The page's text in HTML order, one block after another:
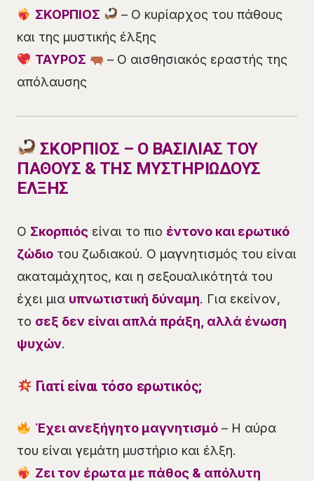
ΣΚΟΡΠΙΟΣ
– Ο κυρίαρχος του πάθους
και της μυστικής έλξης
ΤΑΥΡΟΣ
– Ο αισθησιακός εραστής της
απόλαυσης
ΣΚΟΡΠΙΟΣ – Ο ΒΑΣΙΛΙΑΣ ΤΟΥ
ΠΑΘΟΥΣ & ΤΗΣ ΜΥΣΤΗΡΙΩΔΟΥΣ
ΕΛΞΗΣ
Ο Σκορπιός είναι το πιο έντονο και ερωτικό
ζώδιο του ζωδιακού. Ο μαγνητισμός του είναι
ακαταμάχητος, και η σεξουαλικότητά του
έχει μια υπνωτιστική δύναμη. Για εκείνον,
το σεξ δεν είναι απλά πράξη, αλλά ένωση
ψυχών.
Γιατί είναι τόσο ερωτικός;
Έχει ανεξήγητο μαγνητισμό– Η αύρα
του είναι γεμάτη μυστήριο και έλξη.
Ζει τον έρωτα με πάθος & απόλυτη